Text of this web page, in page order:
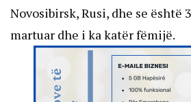
Novosibirsk, Rusi, dhe se është
martuar dhe i ka katër fëmijë.